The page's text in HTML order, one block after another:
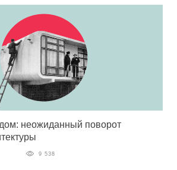
неожиданный поворот
9 538